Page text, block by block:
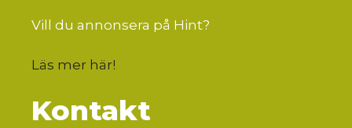
Vill du annonsera på Hint?
Läs mer här!
Kontakt